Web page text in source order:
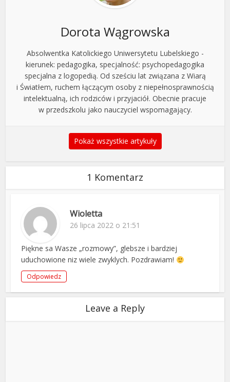
Dorota Wągrowska
Absolwentka Katolickiego Uniwersytetu Lubelskiego -
kierunek: pedagogika, specjalność: psychopedagogika
specjalna z logopedią. Od sześciu lat związana z Wiarą
i Światłem, ruchem łączącym osoby z niepełnosprawnością
intelektualną, ich rodziców i przyjaciół. Obecnie pracuje
w przedszkolu jako nauczyciel wspomagający.
Pokaż wszystkie artykuły
1 Komentarz
Wioletta
26 lipca 2022 o 21:51
Piękne sa Wasze „rozmowy”, glebsze i bardziej
uduchowione niz wiele zwyklych. Pozdrawiam!
Odpowiedz
Leave a Reply